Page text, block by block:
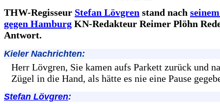
THW-Regisseur Stefan Lövgren stand nach
gegen Hamburg KN-Redakteur Reimer Plöhn
Antwort.
Kieler Nachrichten:
Herr Lövgren, Sie kamen aufs Parkett zurück und
Zügel in die Hand, als hätte es nie eine Pause
Stefan Lövgren: